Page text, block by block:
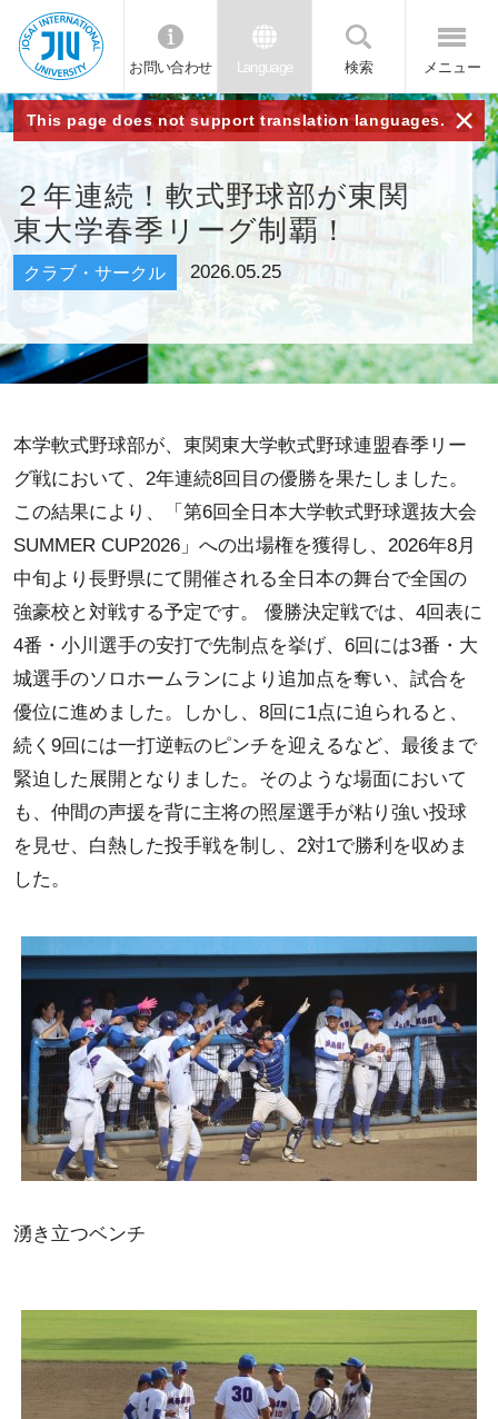
JIU 城西国
際大学
お問い合わせ Language 検索 メニュー
This page does not support translation languages. ×
２年連続！軟式野球部が東関
東大学春季リーグ制覇！
クラブ・サークル 2026.05.25
本学軟式野球部が、東関東大学軟式野球連盟春季リー
グ戦において、2年連続8回目の優勝を果たしました。
この結果により、「第6回全日本大学軟式野球選抜大会
SUMMER CUP2026」への出場権を獲得し、2026年8月
中旬より長野県にて開催される全日本の舞台で全国の
強豪校と対戦する予定です。 優勝決定戦では、4回表に
4番・小川選手の安打で先制点を挙げ、6回には3番・大
城選手のソロホームランにより追加点を奪い、試合を
優位に進めました。しかし、8回に1点に迫られると、
続く9回には一打逆転のピンチを迎えるなど、最後まで
緊迫した展開となりました。そのような場面において
も、仲間の声援を背に主将の照屋選手が粘り強い投球
を見せ、白熱した投手戦を制し、2対1で勝利を収めま
した。
湧き立つベンチ